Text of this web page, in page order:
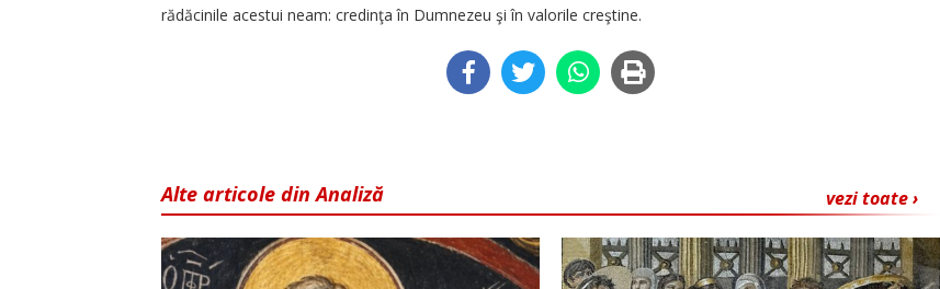
rădăcinile acestui neam: credinţa în Dumnezeu şi în valorile creştine.
vezi toate ›
Alte articole din Analiză